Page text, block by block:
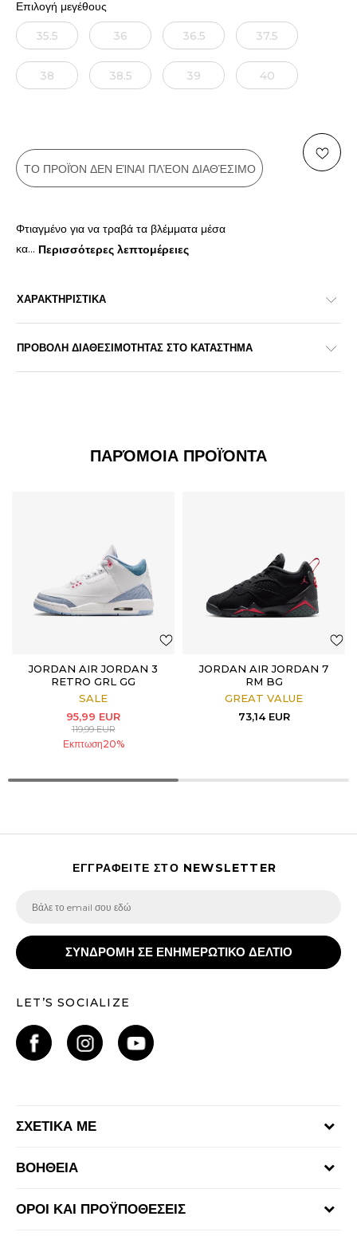
Επιλογή μεγέθους
35.5 36 36.5 37.5
38 38.5 39 40
ΤΟ ΠΡΟΪΌΝ ΔΕΝ ΕΊΝΑΙ ΠΛΈΟΝ ΔΙΑΘΈΣΙΜΟ
Φτιαγμένο για να τραβά τα βλέμματα μέσα
κα... Περισσότερες λεπτομέρειες
ΧΑΡΑΚΤΗΡΙΣΤΙΚΑ
ΠΡΟΒΟΛΗ ΔΙΑΘΕΣΙΜΟΤΗΤΑΣ ΣΤΟ ΚΑΤΑΣΤΗΜΑ
ΠΑΡΌΜΟΙΑ ΠΡΟΪΌΝΤΑ
JORDAN AIR JORDAN 3
RETRO GRL GG
SALE
95,99 EUR
119,99EUR
Εκπτωση20%
JORDAN AIR JORDAN 7
RM BG
GREAT VALUE
73,14 EUR
ΕΓΓΡΑΦΕΙΤΕ ΣΤΟ NEWSLETTER
ΣΥΝΔΡΟΜΗ ΣΕ ΕΝΗΜΕΡΩΤΙΚΟ ΔΕΛΤΙΟ
LET’S SOCIALIZE
ΣΧΕΤΙΚΑ ΜΕ
Καταστήματα
ΒΟΗΘΕΙΑ
ΟΡΟΙ ΚΑΙ ΠΡΟΫΠΟΘΕΣΕΙΣ